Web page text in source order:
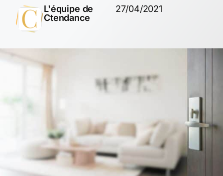
L'équipe de
Ctendance
27/04/2021